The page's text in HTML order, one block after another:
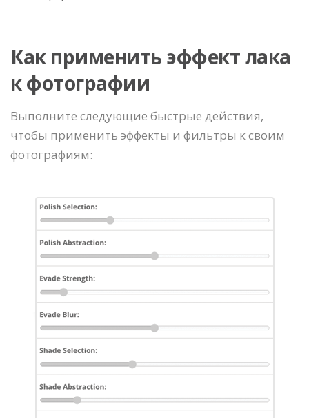
Как применить эффект лака
к фотографии
Выполните следующие быстрые действия,
чтобы применить эффекты и фильтры к своим
фотографиям: